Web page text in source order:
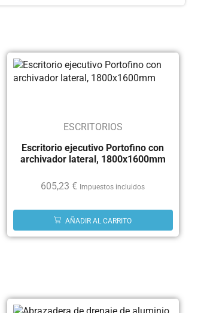
ESCRITORIOS
Escritorio ejecutivo Portofino con
archivador lateral, 1800x1600mm
605,23€ Impuestos incluidos
AÑADIR AL CARRITO